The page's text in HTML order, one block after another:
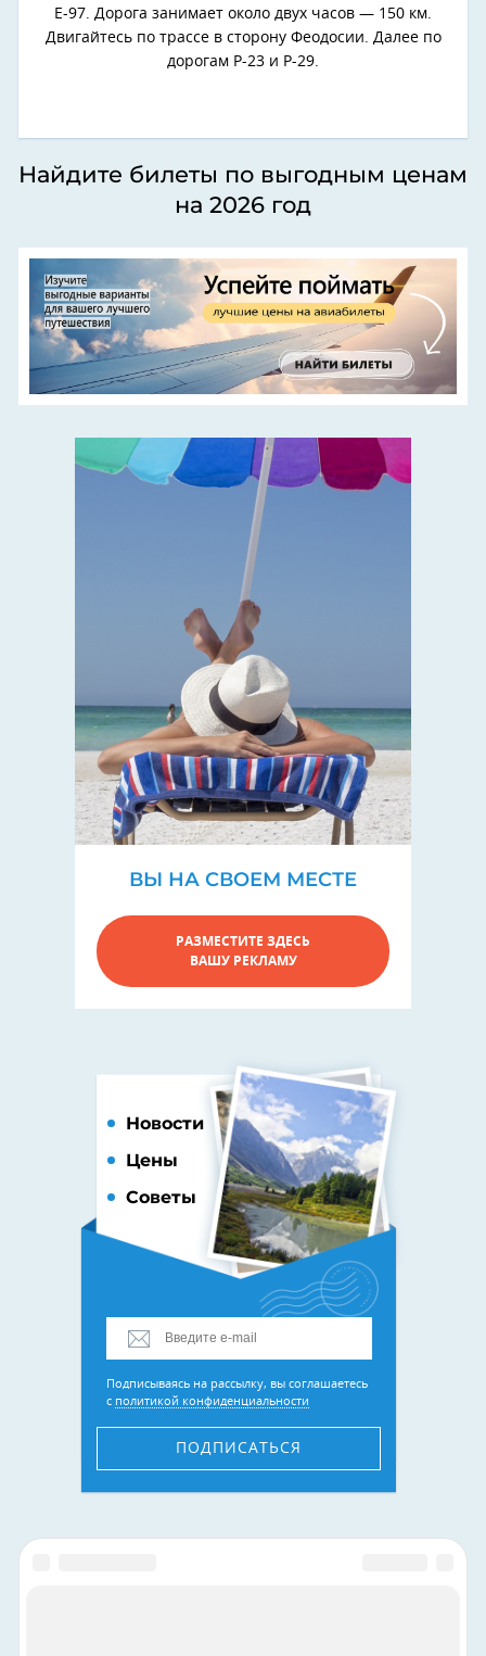
Е-97. Дорога занимает около двух часов — 150 км.
Двигайтесь по трассе в сторону Феодосии. Далее по
дорогам Р-23 и Р-29.
Найдите билеты по выгодным ценам
на 2026 год
ВЫ НА СВОЕМ МЕСТЕ
РАЗМЕСТИТЕ ЗДЕСЬ
ВАШУ РЕКЛАМУ
Новости
Цены
Советы
Подписываясь на рассылку, вы соглашаетесь
с политикой конфиденциальности
ПОДПИСАТЬСЯ